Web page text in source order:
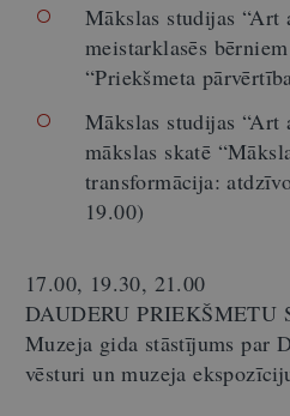
Mākslas studijas “Art
meistarklasēs
“Priekšmeta
Mākslas studijas “Art
mākslas skatē
transformācija:
19.00)
17.00, 19.30, 21.00
DAUDERU PRIEKŠMETU
Muzeja gida stāstījums par
vēsturi un muzeja